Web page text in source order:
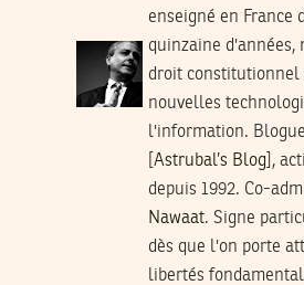
enseigné en France
quinzaine d'années,
droit constitutionnel
nouvelles
l'information.
Astrubal’s Blog ],
depuis 1992. Co-
Nawaat. Signe
dès que l'on porte
libertés